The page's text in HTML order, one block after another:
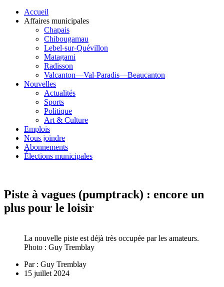
Accueil
Affaires municipales
Chapais
Chibougamau
Lebel-sur-Quévillon
Matagami
Radisson
Valcanton—Val-Paradis—Beaucanton
Nouvelles
Actualités
Sports
Politique
Art & Culture
Emplois
Nous joindre
Abonnements
Élections municipales
Piste à vagues (pumptrack) : encore un
plus pour le loisir
La nouvelle piste est déjà très occupée par les amateurs.
Photo : Guy Tremblay
Par : Guy Tremblay
15 juillet 2024